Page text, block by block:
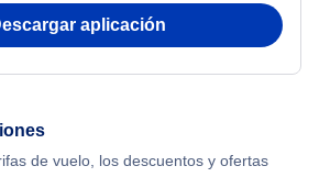
aplicación
de vuelo, los descuentos y ofertas